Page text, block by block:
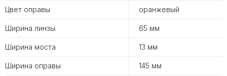
Цвет оправы оранжевый
Ширина линзы 65 мм
Ширина моста 13 мм
Ширина оправы 145 мм